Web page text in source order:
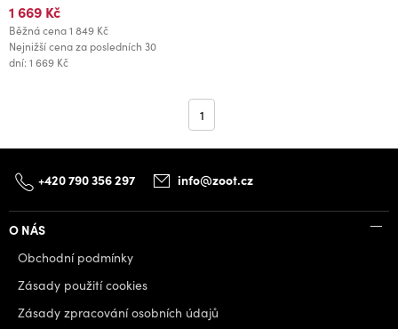
1 669 Kč
Běžná cena1 849 Kč
Nejnižší cena za posledních 30
dní: 1 669 Kč
1
+420 790 356 297 info@zoot.cz
O NÁS
Obchodní podmínky
Zásady použití cookies
Zásady zpracování osobních údajů